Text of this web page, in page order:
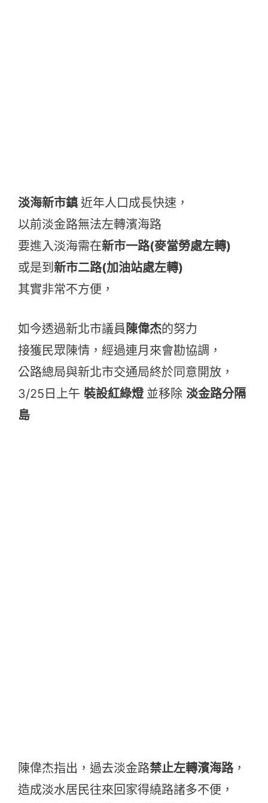
淡海新市鎮 近年人口成長快速，
以前淡金路無法左轉濱海路
要進入淡海需在新市一路(麥當勞處左轉)
或是到 新市二路(加油站處左轉)
其實非常不方便，
如今透過新北市議員 陳偉杰的努力
接獲民眾陳情，經過連月來會勘協調，
公路總局與新北市交通局終於同意開放，
3/25日上午 裝設紅綠燈 並移除 淡金路分隔
島
陳偉杰指出，過去淡金路禁止左轉濱海路，
造成淡水居民往來回家得繞路諸多不便，